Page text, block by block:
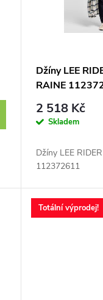
Džíny LEE
RAINE
2 518 Kč
Skladem
Džíny LEE
112372611
Totální výprodej!